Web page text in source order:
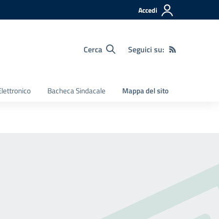
Accedi
Cerca Seguici su:
Bacheca Sindacale Mappa del sito